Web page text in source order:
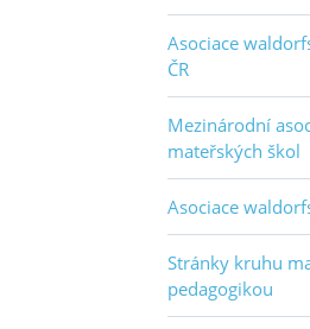
Asociace
ČR
Mezinárodní
mateřských škol
Asociace
Stránky kruhu
pedagogikou